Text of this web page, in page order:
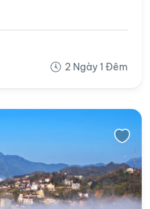
2 Ngày 1 Đêm